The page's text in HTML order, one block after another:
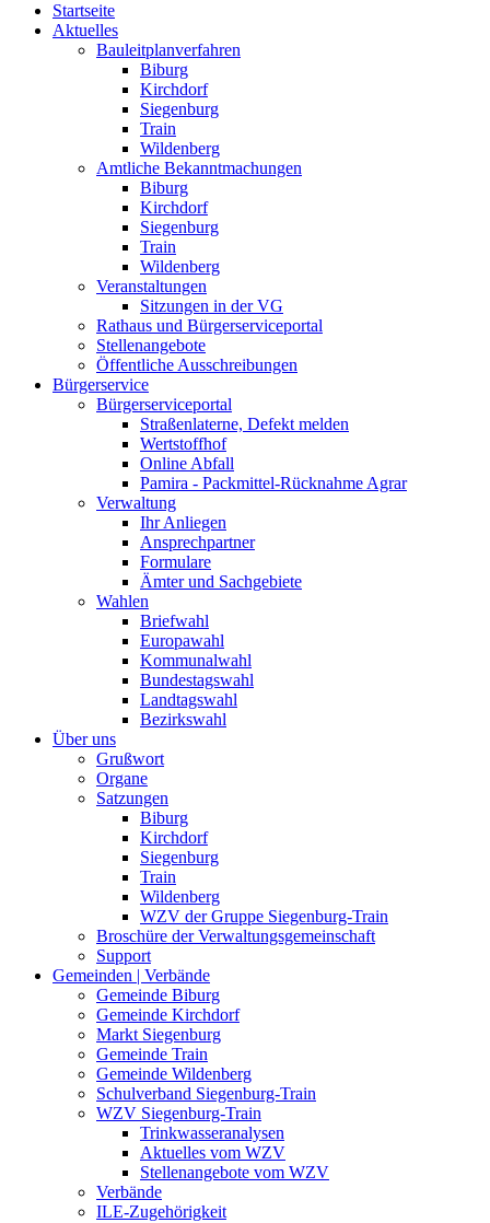
Startseite
Aktuelles
Bauleitplanverfahren
Biburg
Kirchdorf
Siegenburg
Train
Wildenberg
Amtliche Bekanntmachungen
Biburg
Kirchdorf
Siegenburg
Train
Wildenberg
Veranstaltungen
Sitzungen in der VG
Rathaus und Bürgerserviceportal
Stellenangebote
Öffentliche Ausschreibungen
Bürgerservice
Bürgerserviceportal
Straßenlaterne, Defekt melden
Wertstoffhof
Online Abfall
Pamira - Packmittel-Rücknahme Agrar
Verwaltung
Ihr Anliegen
Ansprechpartner
Formulare
Ämter und Sachgebiete
Wahlen
Briefwahl
Europawahl
Kommunalwahl
Bundestagswahl
Landtagswahl
Bezirkswahl
Über uns
Grußwort
Organe
Satzungen
Biburg
Kirchdorf
Siegenburg
Train
Wildenberg
WZV der Gruppe Siegenburg-Train
Broschüre der Verwaltungsgemeinschaft
Support
Gemeinden | Verbände
Gemeinde Biburg
Gemeinde Kirchdorf
Markt Siegenburg
Gemeinde Train
Gemeinde Wildenberg
Schulverband Siegenburg-Train
WZV Siegenburg-Train
Trinkwasseranalysen
Aktuelles vom WZV
Stellenangebote vom WZV
Verbände
ILE-Zugehörigkeit